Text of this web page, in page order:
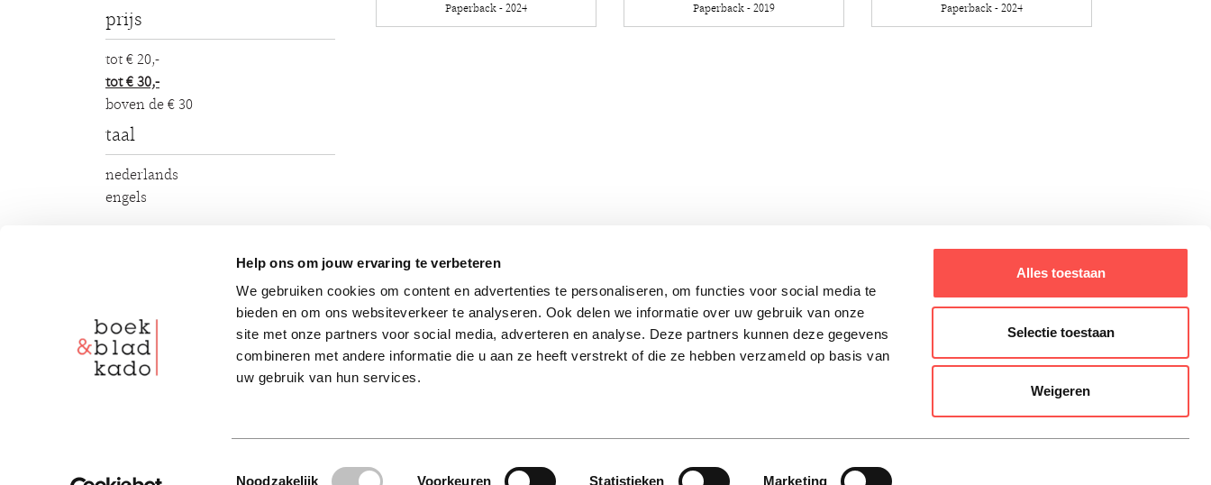
Help ons om jouw ervaring te verbeteren
We gebruiken cookies om content en advertenties te personaliseren, om functies voor social media te
bieden en om ons websiteverkeer te analyseren. Ook delen we informatie over uw gebruik van onze
site met onze partners voor social media, adverteren en analyse. Deze partners kunnen deze gegevens
combineren met andere informatie die u aan ze heeft verstrekt of die ze hebben verzameld op basis van
uw gebruik van hun services.
Noodzakelijk
Voorkeuren Statistieken Marketing
Alles toestaan
Selectie toestaan
Weigeren
prijs
tot € 20,-
tot € 30,-
boven de € 30
taal
nederlands
engels
Paperback - 2024 Paperback - 2019 Paperback - 2024
5...463 >